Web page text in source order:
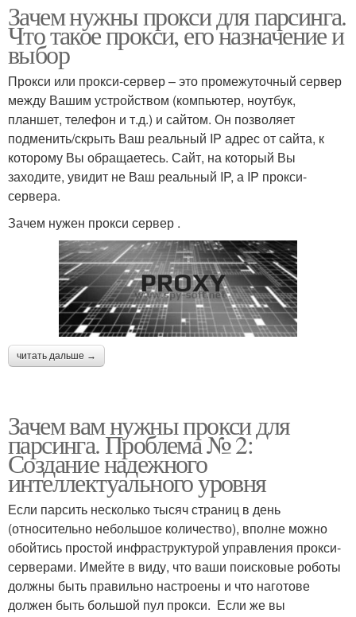
Зачем нужны прокси для парсинга.
Что такое прокси, его назначение и
выбор
Прокси или прокси-сервер – это промежуточный сервер
между Вашим устройством (компьютер, ноутбук,
планшет, телефон и т.д.) и сайтом. Он позволяет
подменить/скрыть Ваш реальный IP адрес от сайта, к
которому Вы обращаетесь. Сайт, на который Вы
заходите, увидит не Ваш реальный IP, а IP прокси-
сервера.
Зачем нужен прокси сервер .
читать дальше →
Зачем вам нужны прокси для
парсинга. Проблема № 2:
Создание надежного
интеллектуального уровня
Если парсить несколько тысяч страниц в день
(относительно небольшое количество), вполне можно
обойтись простой инфраструктурой управления прокси-
серверами. Имейте в виду, что ваши поисковые роботы
должны быть правильно настроены и что наготове
должен быть большой пул прокси. Если же вы